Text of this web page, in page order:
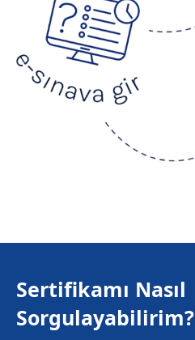
Sertifikamı Nasıl
Sorgulayabilirim?